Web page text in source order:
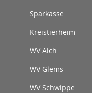
Sparkasse
Kreistierheim
WV Aich
WV Glems
WV Schwippe